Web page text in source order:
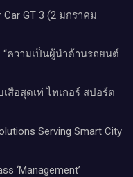
GT 3 (2 มกราคม
“ความเป็นผู้นำด้านรถยนต์
สือสุดเท่ ไทเกอร์ สปอร์ต
Serving Smart City
‘Management’